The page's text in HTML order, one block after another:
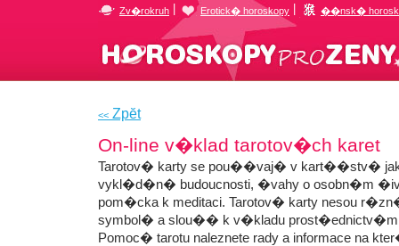
Zv�rokruh Erotick� horoskopy ��nsk�
<< Zpĕt
On-line v�klad tarotov�ch karet
Tarotov� karty se pou��vaj� v kart��stv�
vykl�d�n� budoucnosti, �vahy o osobn�m
pom�cka k meditaci. Tarotov� karty nesou
symbol� a slou�� k v�kladu
Pomoc� tarotu naleznete rady a informace na